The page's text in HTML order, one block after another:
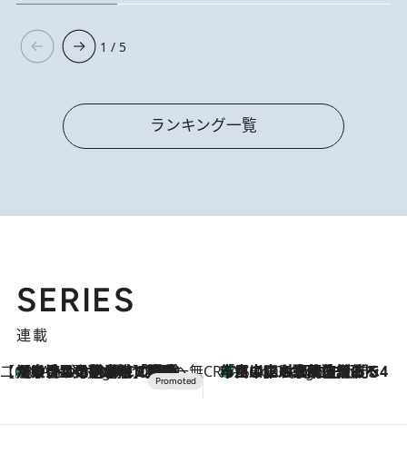
1 / 5
ランキング一覧
SERIES
連載
【CREA×星野リゾート】唯一無二。癒しと発見が待つ場所へ
7 Hours Ago
【トンボの足水浴】ヒノキの香りに包まれて涼感マックス！約13℃の湧水かけ流しを避暑地「星野温泉 トンボの湯」で体験 CREA'S CHOICE
9 Hours Ago
「立川にも歌舞伎があるんだよ」 片岡仁左衛門・市川中車ら豪華座組みで4年目の立川立飛歌舞伎へ